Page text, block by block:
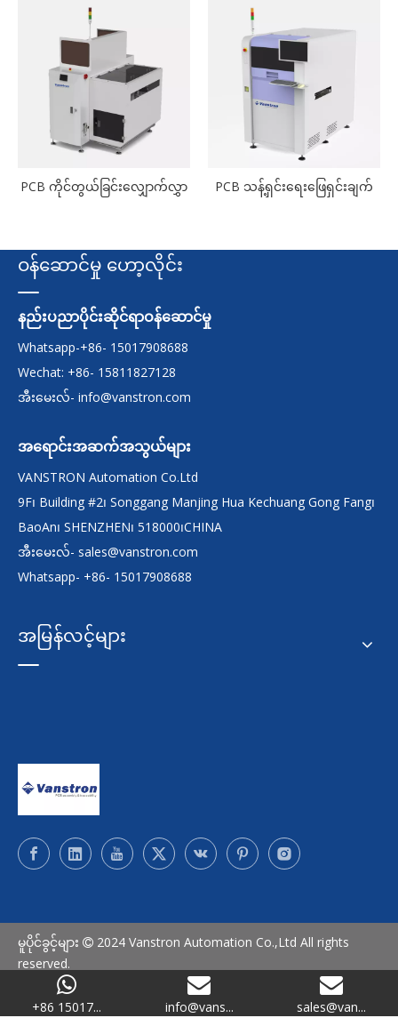
PCB ကိုင်တွယ်ခြင်းလျှောက်လွှာ PCB သန့်ရှင်းရေးဖြေရှင်းချက်
+86 15017... info@vans... sales@van...
ဝန်ဆောင်မှု ဟော့လိုင်း
နည်းပညာပိုင်းဆိုင်ရာဝန်ဆောင်မှု
Whatsapp-+86- 15017908688
Wechat: +86- 15811827128
အီးမေးလ်- info@vanstron.com
အရောင်းအဆက်အသွယ်များ
VANSTRON Automation Co.Ltd
9F၊ Building #2၊ Songgang Manjing Hua Kechuang Gong Fang၊
BaoAn၊ SHENZHEN၊ 518000၊CHINA
အီးမေးလ်- sales@vanstron.com
Whatsapp- +86- 15017908688
အမြန်လင့်များ
မူပိုင်ခွင့်များ  2024 Vanstron Automation Co.,Ltd All rights
reserved.
SiteMap
ကိုယ်ရေးအချက်အလက်မူဝါဒ